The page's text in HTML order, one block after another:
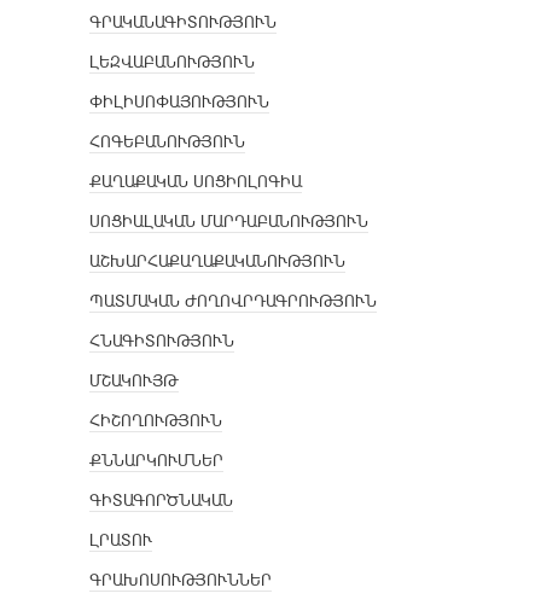
ԳՐԱԿԱՆԱԳԻՏՈՒԹՅՈՒՆ
ԼԵԶՎԱԲԱՆՈՒԹՅՈՒՆ
ՓԻԼԻՍՈՓԱՅՈՒԹՅՈՒՆ
ՀՈԳԵԲԱՆՈՒԹՅՈՒՆ
ՔԱՂԱՔԱԿԱՆ ՍՈՑԻՈԼՈԳԻԱ
ՍՈՑԻԱԼԱԿԱՆ ՄԱՐԴԱԲԱՆՈՒԹՅՈՒՆ
ԱՇԽԱՐՀԱՔԱՂԱՔԱԿԱՆՈՒԹՅՈՒՆ
ՊԱՏՄԱԿԱՆ ԺՈՂՈՎՐԴԱԳՐՈՒԹՅՈՒՆ
ՀՆԱԳԻՏՈՒԹՅՈՒՆ
ՄՇԱԿՈՒՅԹ
ՀԻՇՈՂՈՒԹՅՈՒՆ
ՔՆՆԱՐԿՈՒՄՆԵՐ
ԳԻՏԱԳՈՐԾՆԱԿԱՆ
ԼՐԱՏՈՒ
ԳՐԱԽՈՍՈՒԹՅՈՒՆՆԵՐ